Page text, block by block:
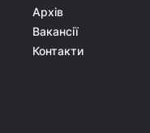
Архів
Вакансії
Контакти